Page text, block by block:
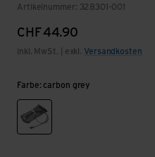
Artikelnummer: 328301-001
CHF44.90
inkl. MwSt. | exkl. Versandkosten
Farbe: carbon grey
carbon grey